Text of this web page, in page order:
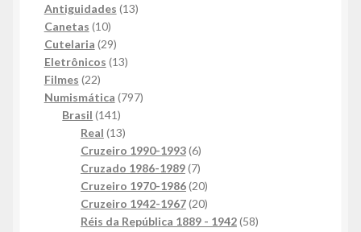
produto
Antiguidades 1313
Canetas 1010
produtos
Cutelaria 2929
produtos
Eletrônicos 1313
Filmes 2222
produtos
Numismática 797797
Brasil 141141
produtos
Real 1313
produtos
Cruzeiro 1990-1993 66
produtos
Cruzado 1986-1989 77
produtos
Cruzeiro 1970-1986 2020
produtos
Cruzeiro 1942-1967 2020
produtos
Réis da República 1889 - 1942 5858